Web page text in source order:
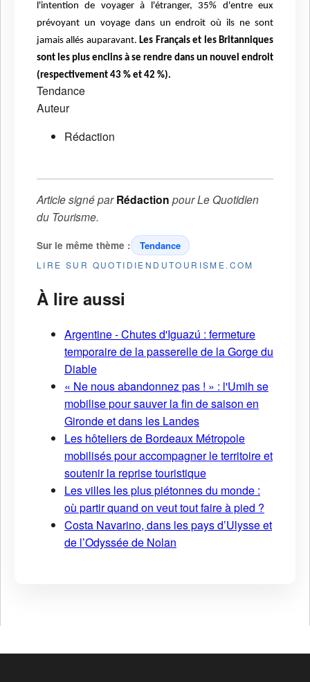
l'intention de voyager à l'étranger, 35% d'entre eux
prévoyant un voyage dans un endroit où ils ne sont
jamais allés auparavant. Les Français et les Britanniques
sont les plus enclins à se rendre dans un nouvel endroit
(respectivement 43 % et 42 %).
Tendance
Auteur
Rédaction
Article signé parRédaction pourLe Quotidien
du Tourisme.
Sur le même thème : Tendance
LIRE SUR QUOTIDIENDUTOURISME.COM
À lire aussi
Argentine - Chutes d'Iguazú : fermeture
temporaire de la passerelle de la Gorge du
Diable
« Ne nous abandonnez pas ! » : l'Umih se
mobilise pour sauver la fin de saison en
Gironde et dans les Landes
Les hôteliers de Bordeaux Métropole
mobilisés pour accompagner le territoire et
soutenir la reprise touristique
Les villes les plus piétonnes du monde :
où partir quand on veut tout faire à pied ?
Costa Navarino, dans les pays d’Ulysse et
de l’Odyssée de Nolan